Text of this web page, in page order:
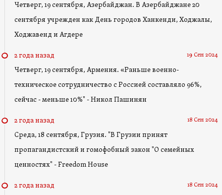
Четверг, 19 сентября, Азербайджан. В Азербайджане 20
сентября учрежден как День городов Ханкенди, Ходжалы,
Ходжавенд и Агдере
2 года назад 19 Сен 2024
Четверг, 19 сентября, Армения. «Раньше военно-
техническое сотрудничество с Россией составляло 96%,
сейчас - меньше 10%" - Никол Пашинян
2 года назад 18 Сен 2024
Среда, 18 сентября, Грузия. "В Грузии принят
пропагандистский и гомофобный закон "О семейных
ценностях" - Freedom House
2 года назад 18 Сен 2024